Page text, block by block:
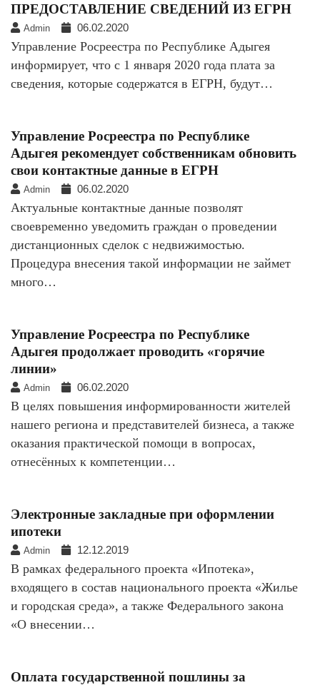
ПРЕДОСТАВЛЕНИЕ СВЕДЕНИЙ ИЗ ЕГРН
Admin 06.02.2020
Управление Росреестра по Республике Адыгея
информирует, что с 1 января 2020 года плата за
сведения, которые содержатся в ЕГРН, будут…
Управление Росреестра по Республике
Адыгея рекомендует собственникам обновить
свои контактные данные в ЕГРН
Admin 06.02.2020
Актуальные контактные данные позволят
своевременно уведомить граждан о проведении
дистанционных сделок с недвижимостью.
Процедура внесения такой информации не займет
много…
Управление Росреестра по Республике
Адыгея продолжает проводить «горячие
линии»
Admin 06.02.2020
В целях повышения информированности жителей
нашего региона и представителей бизнеса, а также
оказания практической помощи в вопросах,
отнесённых к компетенции…
Электронные закладные при оформлении
ипотеки
Admin 12.12.2019
В рамках федерального проекта «Ипотека»,
входящего в состав национального проекта «Жилье
и городская среда», а также Федерального закона
«О внесении…
Оплата государственной пошлины за